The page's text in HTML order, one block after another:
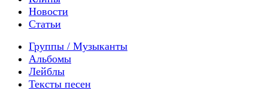
Новости
Статьи
Группы / Музыканты
Альбомы
Лейблы
Тексты песен